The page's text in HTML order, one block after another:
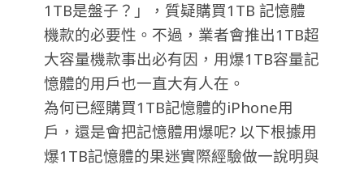
1TB是盤子？」，質疑購買1TB 記憶體
機款的必要性。不過，業者會推出1TB超
大容量機款事出必有因，用爆1TB容量記
憶體的用戶也一直大有人在。
為何已經購買1TB記憶體的iPhone用
戶，還是會把記憶體用爆呢? 以下根據用
爆1TB記憶體的果迷實際經驗做一說明與